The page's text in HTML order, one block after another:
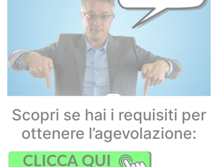
Scopri se hai i requisiti per
ottenere l’agevolazione: